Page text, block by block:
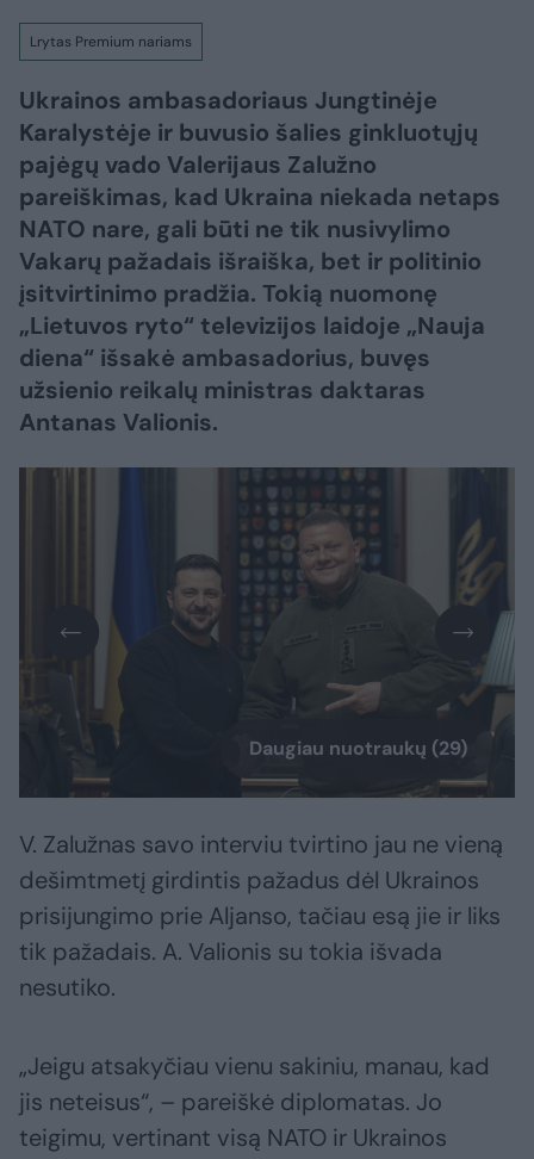
Lrytas Premium nariams
Ukrainos ambasadoriaus Jungtinėje
Karalystėje ir buvusio šalies ginkluotųjų
pajėgų vado Valerijaus Zalužno
pareiškimas, kad Ukraina niekada netaps
NATO nare, gali būti ne tik nusivylimo
Vakarų pažadais išraiška, bet ir politinio
įsitvirtinimo pradžia. Tokią nuomonę
„Lietuvos ryto“ televizijos laidoje „Nauja
diena“ išsakė ambasadorius, buvęs
užsienio reikalų ministras daktaras
Antanas Valionis.
Daugiau nuotraukų (29)
V. Zalužnas savo interviu tvirtino jau ne vieną
dešimtmetį girdintis pažadus dėl Ukrainos
prisijungimo prie Aljanso, tačiau esą jie ir liks
tik pažadais. A. Valionis su tokia išvada
nesutiko.
„Jeigu atsakyčiau vienu sakiniu, manau, kad
jis neteisus“, – pareiškė diplomatas. Jo
teigimu, vertinant visą NATO ir Ukrainos